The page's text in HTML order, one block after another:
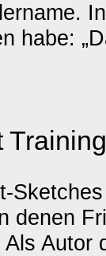
habe:
Training
denen
Autor